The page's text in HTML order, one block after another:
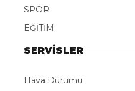
SPOR
EĞİTİM
SERVİSLER
Hava Durumu